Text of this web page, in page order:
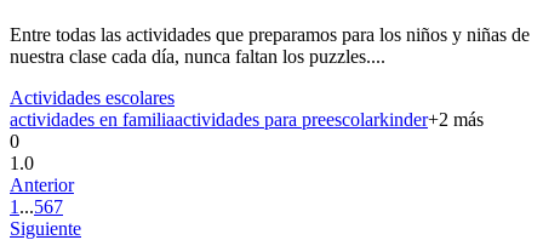
Entre todas las actividades que preparamos para los niños y niñas de
nuestra clase cada día, nunca faltan los puzzles....
Actividades escolares
actividades en familiaactividades para preescolarkinder+2 más
0
1.0
Anterior
1 ...567
Siguiente